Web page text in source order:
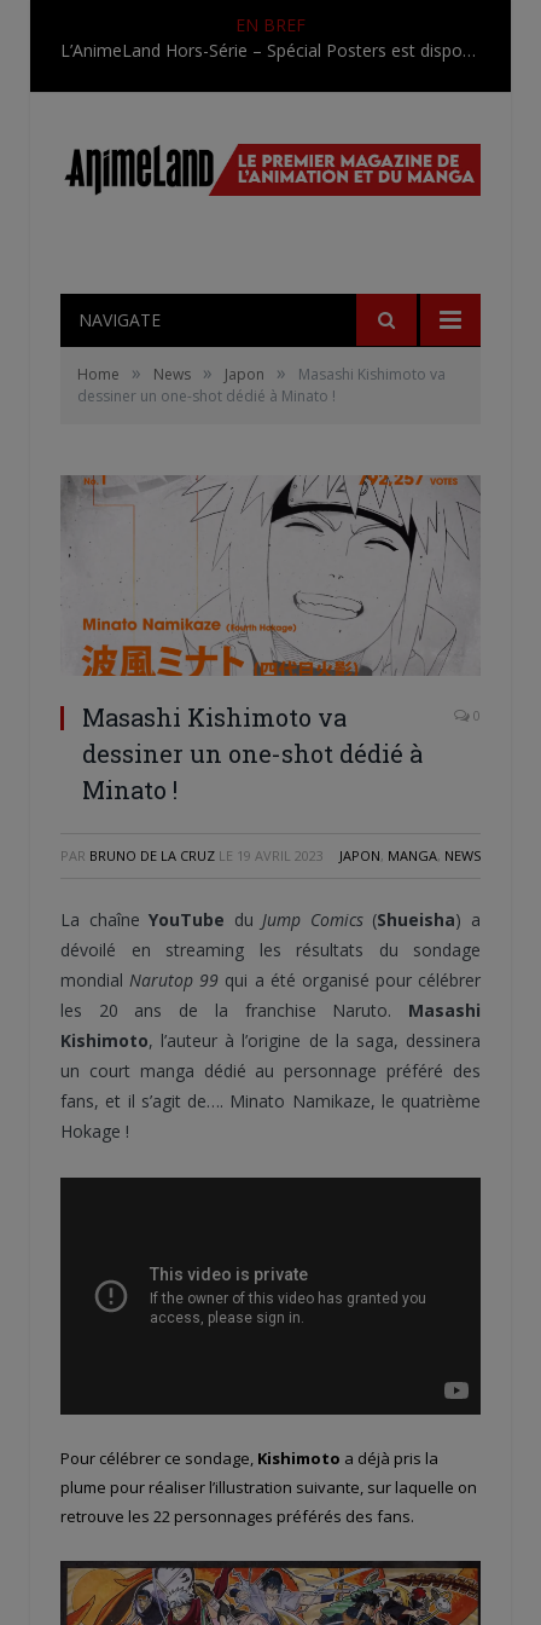
EN BREF
L’AnimeLand Hors-Série – Spécial Posters est disponible !
NAVIGATE
Home » News » Japon »
Masashi Kishimoto va
dessiner un one-shot dédié à Minato !
Masashi Kishimoto va
dessiner un one-shot dédié à
Minato !
0
PAR BRUNO DE LA CRUZ LE 19 AVRIL 2023 JAPON, MANGA, NEWS
La chaîneYouTube du Jump Comics(Shueisha) a
dévoilé en streaming les résultats du sondage
mondialNarutop 99 qui a été organisé pour célébrer
les 20 ans de la franchise Naruto. Masashi
Kishimoto, l’auteur à l’origine de la saga, dessinera
un court manga dédié au personnage préféré des
fans, et il s’agit de…. Minato Namikaze, le quatrième
Hokage !
Pour célébrer ce sondage, Kishimoto a déjà pris la
plume pour réaliser l’illustration suivante, sur laquelle on
retrouve les 22 personnages préférés des fans.